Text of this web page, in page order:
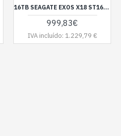
16TB SEAGATE EXOS X18 ST16000NM004J 7200RPM 256MB ENT. *BRING-IN-WARRANTY*
999,83€
IVA incluído: 1.229,79 €